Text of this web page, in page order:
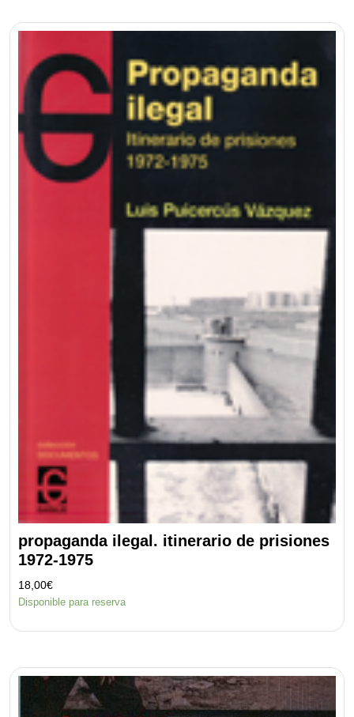
propaganda ilegal. itinerario de prisiones
1972-1975
18,00€
Disponible para reserva